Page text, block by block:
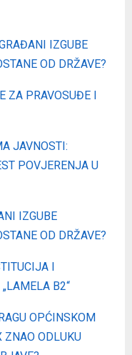
IZGUBE
OD DRŽAVE?
ZA PRAVOSUĐE I
JAVNOSTI:
POVJERENJA U
IZGUBE
OD DRŽAVE?
I
B2“
OPĆINSKOM
ZNAO ODLUKU